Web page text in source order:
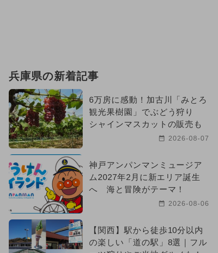
兵庫県の新着記事
6万房に感動！加古川「みとろ
観光果樹園」でぶどう狩り
シャインマスカットの販売も
2026-08-07
神戸アンパンマンミュージア
ム2027年2月に新エリア誕生
へ 海と冒険がテーマ！
2026-08-06
【関西】駅から徒歩10分以内
の楽しい「道の駅」8選｜フル